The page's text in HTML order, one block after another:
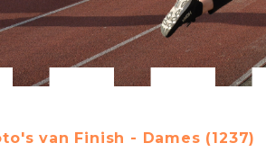
van Finish - Dames (1237)